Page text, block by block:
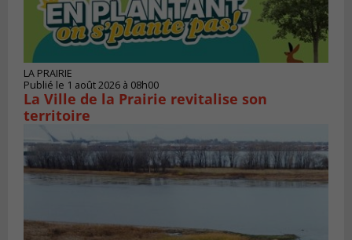
LA PRAIRIE
Publié le 1 août 2026 à 08h00
La Ville de la Prairie revitalise son
territoire